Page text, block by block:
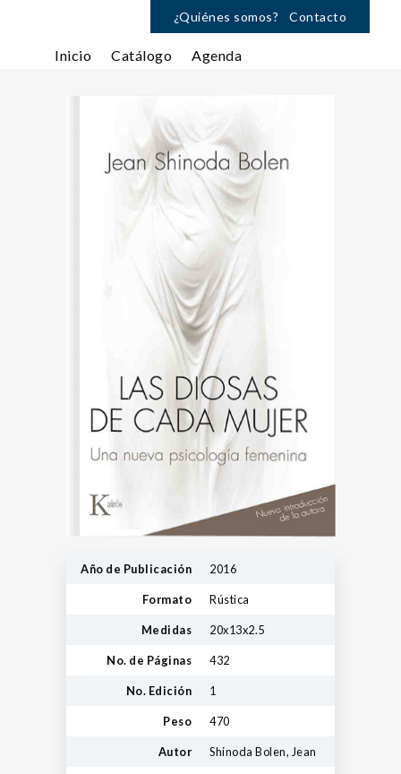
¿Quiénes somos? Contacto
Inicio Catálogo Agenda
Año de Publicación 2016
Formato Rústica
Medidas 20x13x2.5
No. de Páginas 432
No. Edición 1
Peso 470
Autor Shinoda Bolen, Jean